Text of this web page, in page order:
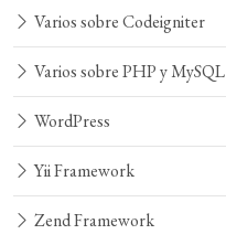
Varios sobre Codeigniter
Varios sobre PHP y MySQL
WordPress
Yii Framework
Zend Framework